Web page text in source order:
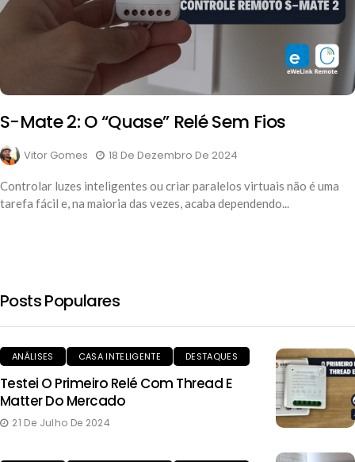
S-Mate 2: O “quase” Relé Sem Fios
Vitor Gomes 18 De Dezembro De 2024
Controlar luzes inteligentes ou criar paralelos virtuais não é uma
tarefa fácil e, na maioria das vezes, acaba dependendo...
Posts Populares
ANÁLISES CASA INTELIGENTE DESTAQUES
Testei O Primeiro Relé Com Thread E
Matter Do Mercado
21 De Julho De 2024